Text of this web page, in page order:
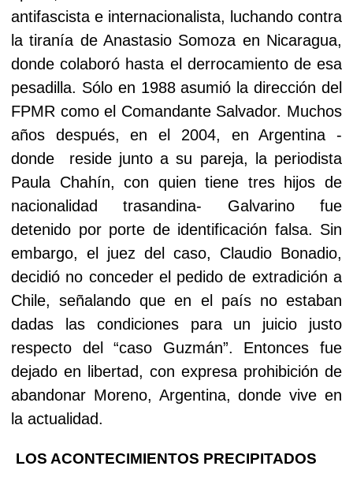
antifascista e internacionalista, luchando contra
la tiranía de Anastasio Somoza en Nicaragua,
donde colaboró hasta el derrocamiento de esa
pesadilla. Sólo en 1988 asumió la dirección del
FPMR como el Comandante Salvador. Muchos
años después, en el 2004, en Argentina -
donde
reside junto a su pareja, la periodista
Paula Chahín, con quien tiene tres hijos de
nacionalidad trasandina- Galvarino fue
detenido por porte de identificación falsa. Sin
embargo, el juez del caso, Claudio Bonadio,
decidió no conceder el pedido de extradición a
Chile, señalando que en el país no estaban
dadas las condiciones para un juicio justo
respecto del “caso Guzmán”. Entonces fue
dejado en libertad, con expresa prohibición de
abandonar Moreno, Argentina, donde vive en
la actualidad.
LOS ACONTECIMIENTOS PRECIPITADOS